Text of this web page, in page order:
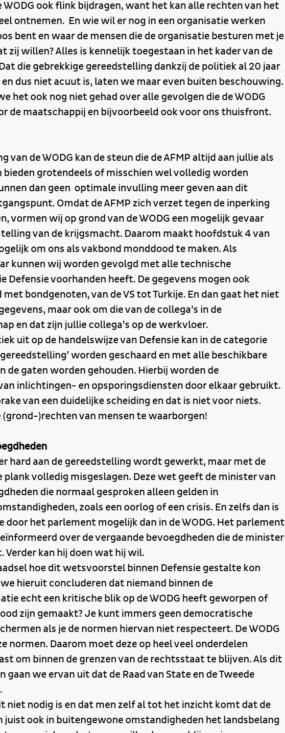
WODG ook flink bijdragen, want het kan alle rechten van het
ontnemen. En wie wil er nog in een organisatie werken
bent en waar de mensen die de organisatie besturen met je
zij willen? Alles is kennelijk toegestaan in het kader van de
die gebrekkige gereedstelling dankzij de politiek al 20 jaar
en dus niet acuut is, laten we maar even buiten beschouwing.
het ook nog niet gehad over alle gevolgen die de WODG
de maatschappij en bijvoorbeeld ook voor ons thuisfront.
van de WODG kan de steun die de AFMP altijd aan jullie als
bieden grotendeels of misschien wel volledig worden
dan geen optimale invulling meer geven aan dit
Omdat de AFMP zich verzet tegen de inperking
vormen wij op grond van de WODG een mogelijk gevaar
van de krijgsmacht. Daarom maakt hoofdstuk 4 van
om ons als vakbond monddood te maken. Als
kunnen wij worden gevolgd met alle technische
Defensie voorhanden heeft. De gegevens mogen ook
bondgenoten, van de VS tot Turkije. En dan gaat het niet
maar ook om die van de collega’s in de
en dat zijn jullie collega’s op de werkvloer.
uit op de handelswijze van Defensie kan in de categorie
gereedstelling’ worden geschaard en met alle beschikbare
de gaten worden gehouden. Hierbij worden de
inlichtingen- en opsporingsdiensten door elkaar gebruikt.
van een duidelijke scheiding en dat is niet voor niets.
(grond-)rechten van mensen te waarborgen!
hard aan de gereedstelling wordt gewerkt, maar met de
plank volledig misgeslagen. Deze wet geeft de minister van
die normaal gesproken alleen gelden in
zoals een oorlog of een crisis. En zelfs dan is
door het parlement mogelijk dan in de WODG. Het parlement
over de vergaande bevoegdheden die de minister
Verder kan hij doen wat hij wil.
hoe dit wetsvoorstel binnen Defensie gestalte kon
hieruit concluderen dat niemand binnen de
echt een kritische blik op de WODG heeft geworpen of
zijn gemaakt? Je kunt immers geen democratische
als je de normen hiervan niet respecteert. De WODG
normen. Daarom moet deze op heel veel onderdelen
om binnen de grenzen van de rechtsstaat te blijven. Als dit
gaan we ervan uit dat de Raad van State en de Tweede
niet nodig is en dat men zelf al tot het inzicht komt dat de
juist ook in buitengewone omstandigheden het landsbelang